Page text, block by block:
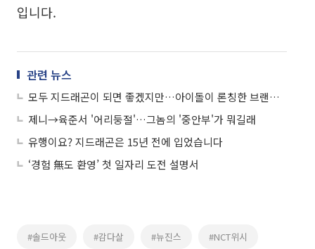
입니다.
관련 뉴스
모두 지드래곤이 되면 좋겠지만…아이돌이 론칭한 브랜드, 결말은?
제니→육준서 '어리둥절'…그놈의 '중안부'가 뭐길래
유행이요? 지드래곤은 15년 전에 입었습니다
‘경험 無도 환영’ 첫 일자리 도전 설명서
#솔드아웃 #감다살 #뉴진스 #NCT위시